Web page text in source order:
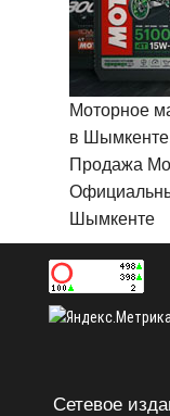
Моторное
в
Продажа
Шымкенте
Сетевое